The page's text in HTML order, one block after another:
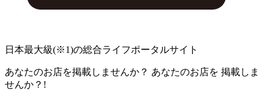
日本最大級(※1)の総合ライフポータルサイト
あなたのお店を掲載しませんか？ あなたのお店を 掲載しま
せんか？!